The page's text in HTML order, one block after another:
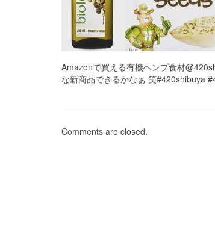
Amazonで買える有機ヘンプ食材
な新商品できるかなぁ 笑#420shibuya
Comments are closed.